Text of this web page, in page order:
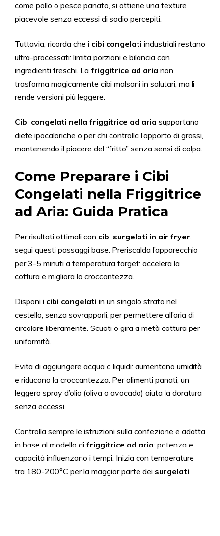
come pollo o pesce panato, si ottiene una texture
piacevole senza eccessi di sodio percepiti.
Tuttavia, ricorda che i cibi congelati industriali restano
ultra-processati: limita porzioni e bilancia con
ingredienti freschi. La friggitrice ad aria non
trasforma magicamente cibi malsani in salutari, ma li
rende versioni più leggere.
Cibi congelati nella friggitrice ad aria supportano
diete ipocaloriche o per chi controlla l’apporto di grassi,
mantenendo il piacere del “fritto” senza sensi di colpa.
Come Preparare i Cibi
Congelati nella Friggitrice
ad Aria: Guida Pratica
Per risultati ottimali con cibi surgelati in air fryer,
segui questi passaggi base. Preriscalda l’apparecchio
per 3-5 minuti a temperatura target: accelera la
cottura e migliora la croccantezza.
Disponi i cibi congelati in un singolo strato nel
cestello, senza sovrapporli, per permettere all’aria di
circolare liberamente. Scuoti o gira a metà cottura per
uniformità.
Evita di aggiungere acqua o liquidi: aumentano umidità
e riducono la croccantezza. Per alimenti panati, un
leggero spray d’olio (oliva o avocado) aiuta la doratura
senza eccessi.
Controlla sempre le istruzioni sulla confezione e adatta
in base al modello di friggitrice ad aria: potenza e
capacità influenzano i tempi. Inizia con temperature
tra 180-200°C per la maggior parte dei surgelati.